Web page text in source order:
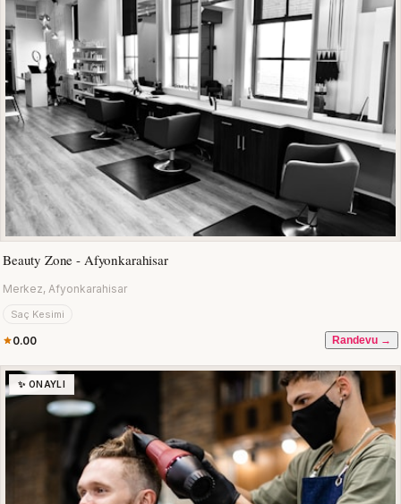
Beauty Zone - Afyonkarahisar
Merkez, Afyonkarahisar
Saç Kesimi
0.00 Randevu →
✨ ONAYLI